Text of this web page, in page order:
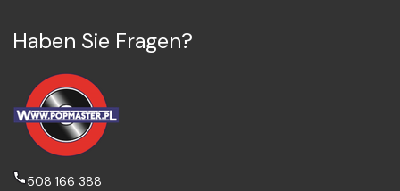
Haben Sie Fragen?
508 166 388